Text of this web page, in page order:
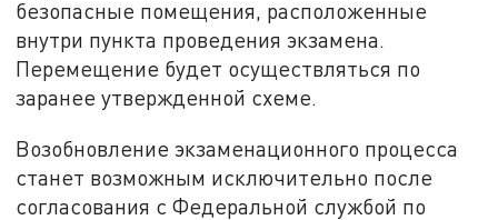
безопасные помещения, расположенные
внутри пункта проведения экзамена.
Перемещение будет осуществляться по
заранее утвержденной схеме.
Возобновление экзаменационного процесса
станет возможным исключительно после
согласования с Федеральной службой по